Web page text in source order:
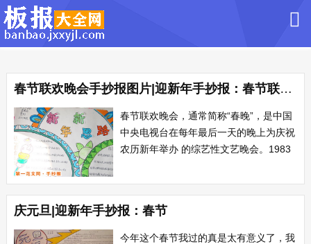
春节联欢晚会手抄报图片|迎新年手抄报：春节联欢晚会
春节联欢晚会，通常简称“春晚”，是中国
中央电视台在每年最后一天的晚上为庆祝
农历新年举办 的综艺性文艺晚会。1983
偶然事件。但是如今这台晚会已经成为中
国人的“新民俗，新文化”，每年除夕夜必
看的电视大餐。从文化发展...
庆元旦|迎新年手抄报：春节
今年这个春节我过的真是太有意义了，我